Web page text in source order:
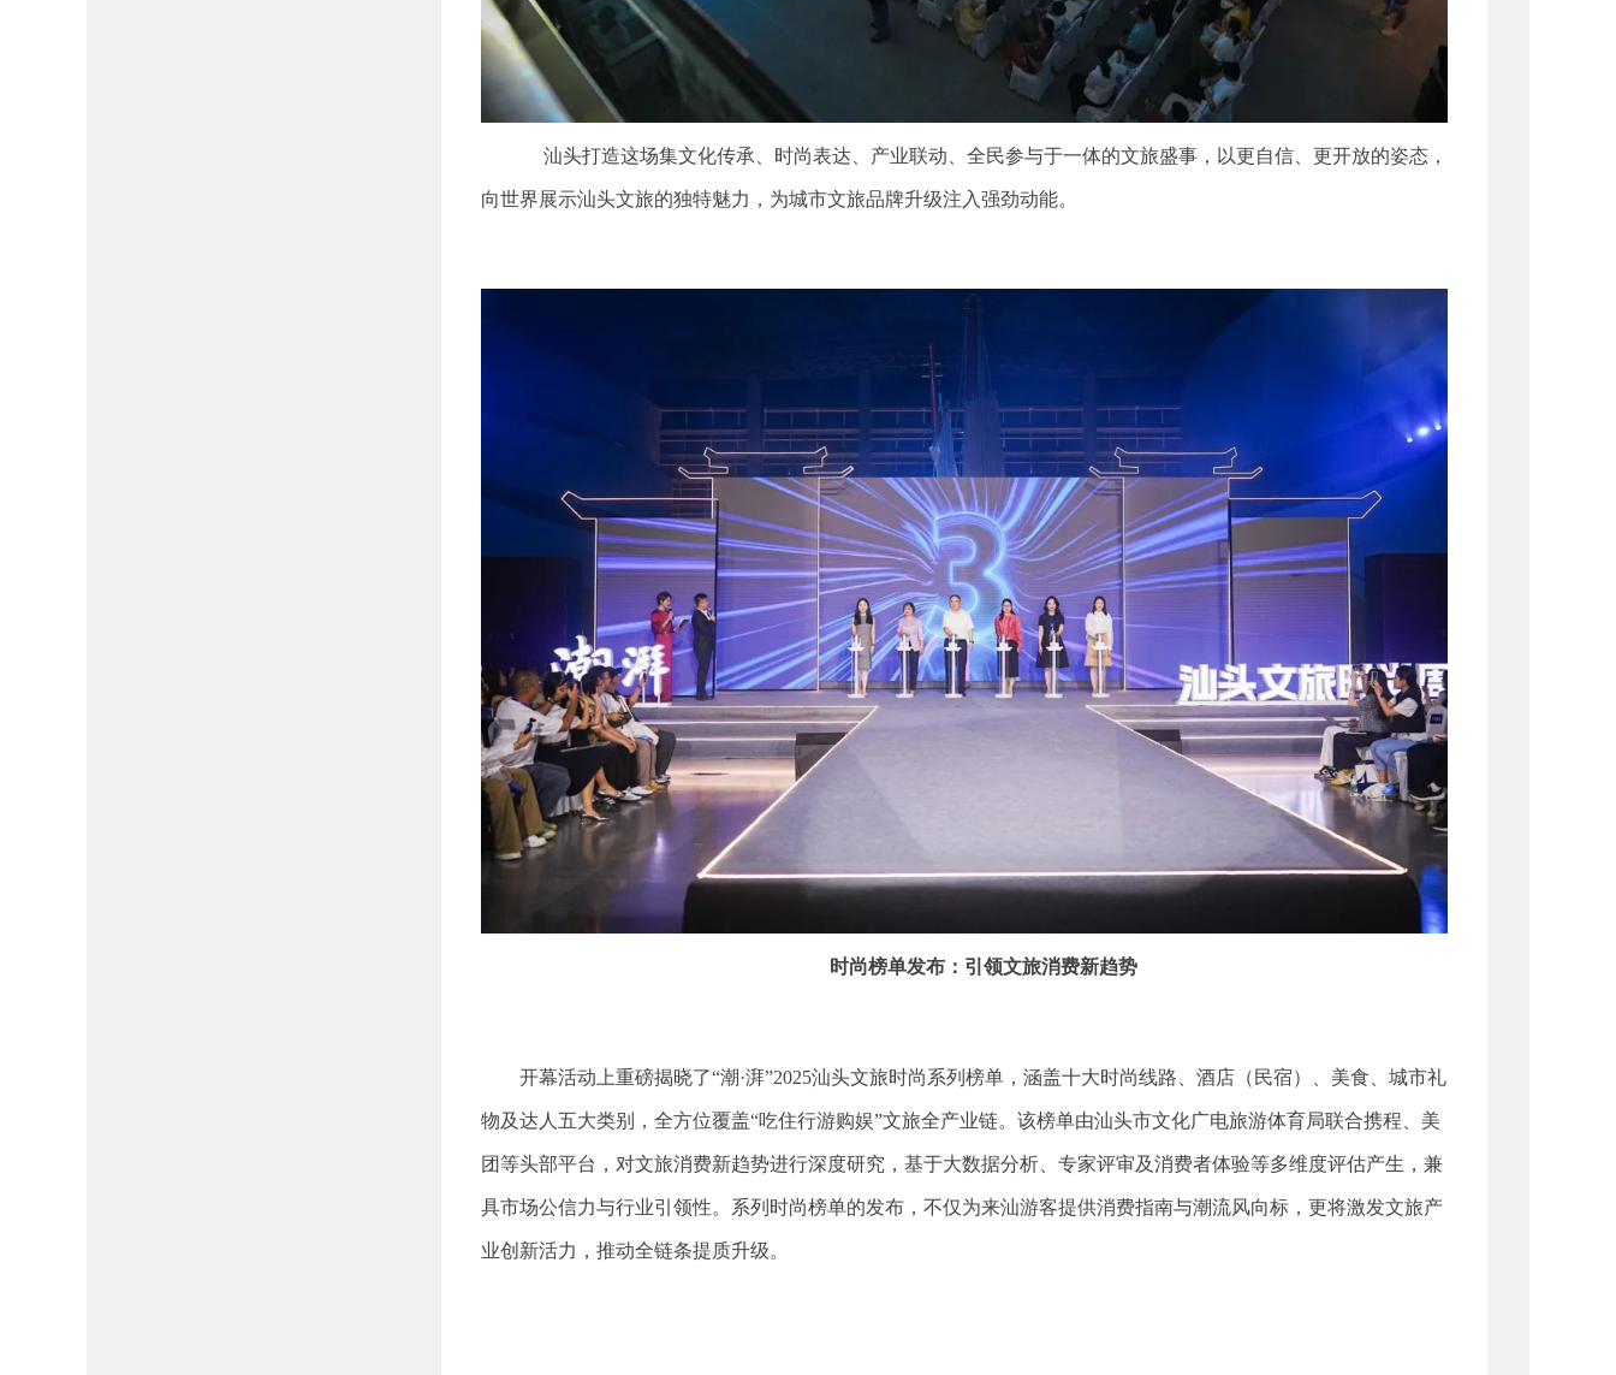
汕头打造这场集文化传承、时尚表达、产业联动、全民参与于一体的文旅盛事，以更自信、更开放的姿态，
向世界展示汕头文旅的独特魅力，为城市文旅品牌升级注入强劲动能。
时尚榜单发布：引领文旅消费新趋势
开幕活动 上重磅揭晓了“潮·湃”2025汕头文旅时尚系列榜单，涵盖十大时尚线路、酒店 （民宿） 、美食、城市礼
物及达人五大类别，全方位覆盖“吃住行游购娱”文旅全产业链。该榜单由汕头市文化广电旅游体育局联合携程、美
团等头部平台， 对文旅消费新趋势进行深度研究 ， 基于大数据分析、专家评审及消费者体验等多维度评估产生，兼
具市场公信力与行业引领性。 系列时尚榜单的发布， 不仅为来汕游客提供消费指南与潮流风向标，更将激发文旅产
业创新活力，推动全链条提质升级。